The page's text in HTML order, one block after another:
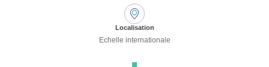
Localisation
Echelle internationale